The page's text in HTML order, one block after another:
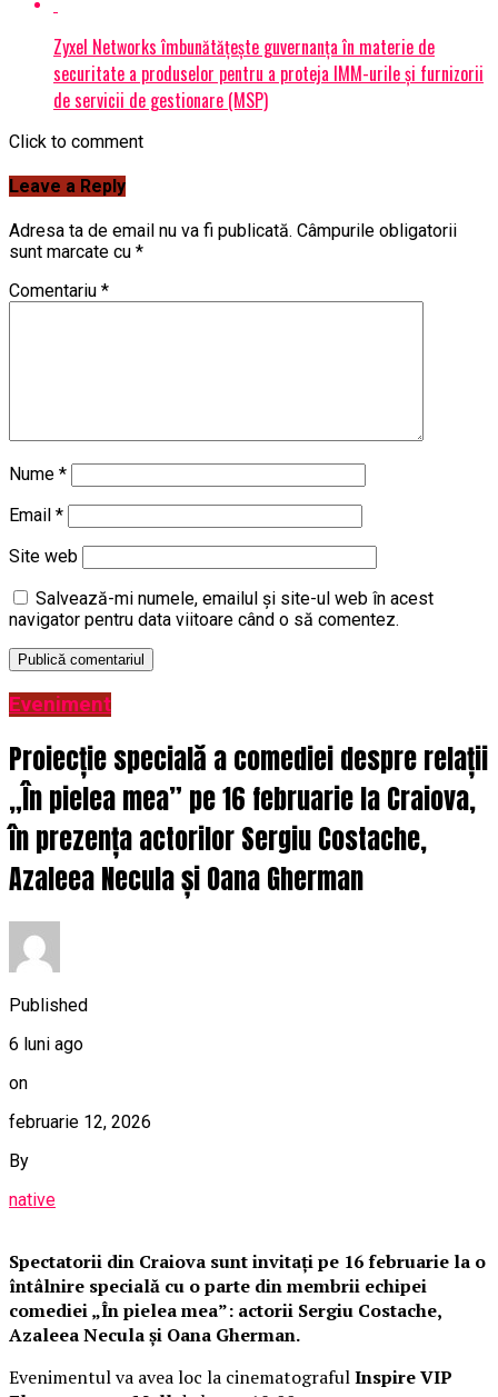
Zyxel Networks îmbunătățește guvernanța în materie de
securitate a produselor pentru a proteja IMM-urile și furnizorii
de servicii de gestionare (MSP)
Click to comment
Leave a Reply
Adresa ta de email nu va fi publicată. Câmpurile obligatorii
sunt marcate cu *
Comentariu *
Nume *
Email *
Site web
Salvează-mi numele, emailul și site-ul web în acest
navigator pentru data viitoare când o să comentez.
Eveniment
Proiecție specială a comediei despre relații
„În pielea mea” pe 16 februarie la Craiova,
în prezența actorilor Sergiu Costache,
Azaleea Necula și Oana Gherman
Published
6 luni ago
on
februarie 12, 2026
By
native
Spectatorii din Craiova sunt invitați pe 16 februarie la o
întâlnire specială cu o parte din membrii echipei
comediei „În pielea mea”: actorii Sergiu Costache,
Azaleea Necula și Oana Gherman.
Evenimentul va avea loc la cinematografulInspire VIP